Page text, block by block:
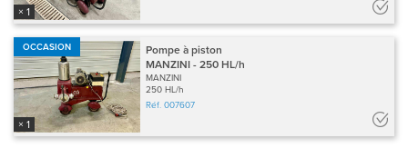
× 1
OCCASION
× 1
Pompe à piston
MANZINI - 250 HL/h
MANZINI
250 HL/h
Réf. 007607